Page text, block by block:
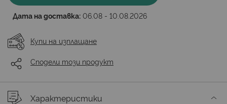
Дата на доставка: 06.08 - 10.08.2026
Купи на изплащане
Сподели този продукт
Характеристики